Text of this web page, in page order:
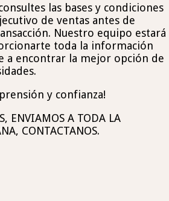
las bases y condiciones
de ventas antes de
Nuestro equipo estará
toda la información
a encontrar la mejor opción de
y confianza!
ENVIAMOS A TODA LA
CONTACTANOS.